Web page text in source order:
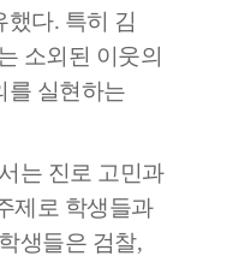
했다. 특히 김
소외된 이웃의
를 실현하는
는 진로 고민과
제로 학생들과
생들은 검찰,